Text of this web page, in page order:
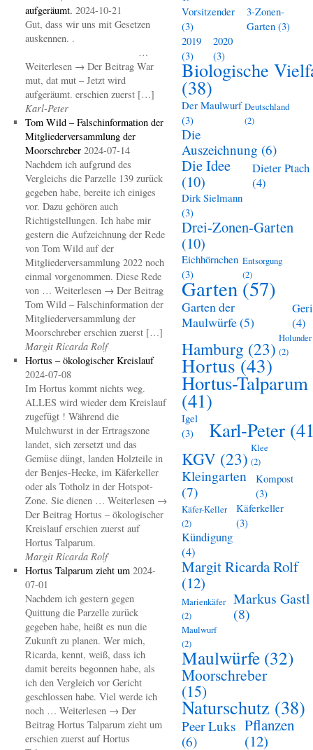
aufgeräumt. 2024-10-21
Gut, dass wir uns mit Gesetzen
auskennen. .
…
Weiterlesen → Der Beitrag War
mut, dat mut – Jetzt wird
aufgeräumt. erschien zuerst […]
Karl-Peter
Tom Wild – Falschinformation der
Mitgliederversammlung der
Moorschreber 2024-07-14
Nachdem ich aufgrund des
Vergleichs die Parzelle 139 zurück
gegeben habe, bereite ich einiges
vor. Dazu gehören auch
Richtigstellungen. Ich habe mir
gestern die Aufzeichnung der Rede
von Tom Wild auf der
Mitgliederversammlung 2022 noch
einmal vorgenommen. Diese Rede
von … Weiterlesen → Der Beitrag
Tom Wild – Falschinformation der
Mitgliederversammlung der
Moorschreber erschien zuerst […]
Margit Ricarda Rolf
Hortus – ökologischer Kreislauf
2024-07-08
Im Hortus kommt nichts weg.
ALLES wird wieder dem Kreislauf
zugefügt ! Während die
Mulchwurst in der Ertragszone
landet, sich zersetzt und das
Gemüse düngt, landen Holzteile in
der Benjes-Hecke, im Käferkeller
oder als Totholz in der Hotspot-
Zone. Sie dienen … Weiterlesen →
Der Beitrag Hortus – ökologischer
Kreislauf erschien zuerst auf
Hortus Talparum.
Margit Ricarda Rolf
Hortus Talparum zieht um 2024-
07-01
Nachdem ich gestern gegen
Quittung die Parzelle zurück
gegeben habe, heißt es nun die
Zukunft zu planen. Wer mich,
Ricarda, kennt, weiß, dass ich
damit bereits begonnen habe, als
ich den Vergleich vor Gericht
geschlossen habe. Viel werde ich
noch … Weiterlesen → Der
Beitrag Hortus Talparum zieht um
erschien zuerst auf Hortus
Vorsitzender
(3)
3-Zonen-
Garten (3)
2019
(3)
2020
(3)
Biologische
(38)
Der Maulwurf
(3)
Deutschland
(2)
Die
Auszeichnung (6)
Die Idee
(10)
Dieter Ptach
(4)
Dirk Sielmann
(3)
Drei-Zonen-Garten
(10)
Eichhörnchen
(3)
Entsorgung
(2)
Garten (57)
Garten der
Maulwürfe(5)
(4)
Hamburg (23) Holunder
(2)
Hortus(43)
Hortus-Talparum
(41)
Igel
(3)
Karl-Peter
KGV (23) Klee
(2)
Kleingarten
(7)
Kompost
(3)
Käfer-Keller
(2)
Käferkeller
(3)
Kündigung
(4)
Margit Ricarda Rolf
(12)
Marienkäfer
(2)
Markus Gastl
(8)
Maulwurf
(2)
Maulwürfe (32)
Moorschreber
(15)
Naturschutz (38)
Peer Luks
(6)
Pflanzen
(12)